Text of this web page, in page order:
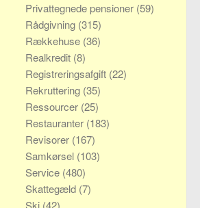
Privattegnede pensioner (59)
Rådgivning (315)
Rækkehuse (36)
Realkredit (8)
Registreringsafgift (22)
Rekruttering (35)
Ressourcer (25)
Restauranter (183)
Revisorer (167)
Samkørsel (103)
Service (480)
Skattegæld (7)
Ski (42)